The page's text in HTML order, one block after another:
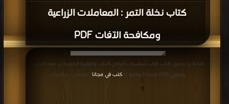
كتاب نخلة التمر : المعاملات الزراعية
ومكافحة الآفات PDF
قراءة و تحميل كتاب كتاب أساسيات أمراض النبات والتقنية الحيوية ل عماد الدين
وصفي PDF مجانا | مكتبة >
كتب في مجانا | التحميل : مرة/مرات